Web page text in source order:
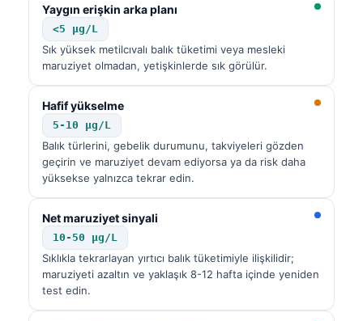
Yaygın erişkin arka planı
<5 µg/L
Sık yüksek metilcıvalı balık tüketimi veya mesleki
maruziyet olmadan, yetişkinlerde sık görülür.
Hafif yükselme
5-10 µg/L
Balık türlerini, gebelik durumunu, takviyeleri gözden
geçirin ve maruziyet devam ediyorsa ya da risk daha
yüksekse yalnızca tekrar edin.
Net maruziyet sinyali
10-50 µg/L
Sıklıkla tekrarlayan yırtıcı balık tüketimiyle ilişkilidir;
maruziyeti azaltın ve yaklaşık 8-12 hafta içinde yeniden
test edin.